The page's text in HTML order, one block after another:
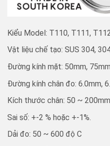
Kiểu Model: T110, T111,
Vật liệu chế tạo: SUS 304,
Đường kính mặt: 50mm,
Đường kính chân đo: 6.0mm,
Kích thước chân: 50 ~ 200mm
Sai số: +-2 % hoặc +-1%.
Dải đo: 50 ~ 600 độ C